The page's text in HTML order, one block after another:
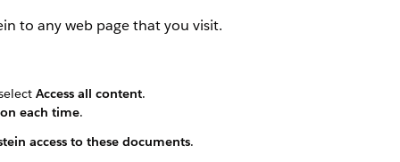
to any web page that you visit.
Access all content.
each time.
access to these documents.